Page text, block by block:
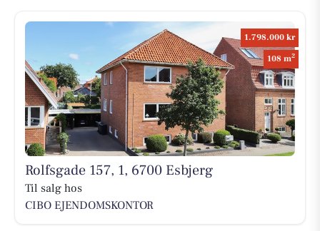
1.798.000 kr
108 m2
Rolfsgade 157, 1, 6700 Esbjerg
Til salg hos
CIBO EJENDOMSKONTOR